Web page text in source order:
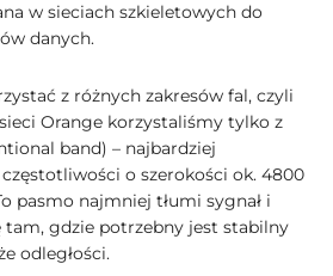
w sieciach szkieletowych do
danych.
z różnych zakresów fal, czyli
Orange korzystaliśmy tylko z
band) – najbardziej
o szerokości ok. 4800
pasmo najmniej tłumi sygnał i
tam, gdzie potrzebny jest stabilny
odległości.